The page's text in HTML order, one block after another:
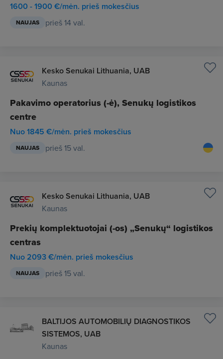
1600 - 1900 €/mėn. prieš mokesčius
NAUJAS prieš 14 val.
Kesko Senukai Lithuania, UAB
Kaunas
Pakavimo operatorius (-ė), Senukų logistikos
centre
Nuo 1845 €/mėn. prieš mokesčius
NAUJAS prieš 15 val.
Kesko Senukai Lithuania, UAB
Kaunas
Prekių komplektuotojai (-os) „Senukų“ logistikos
centras
Nuo 2093 €/mėn. prieš mokesčius
NAUJAS prieš 15 val.
BALTIJOS AUTOMOBILIŲ DIAGNOSTIKOS
SISTEMOS, UAB
Kaunas